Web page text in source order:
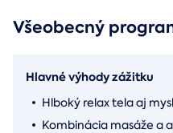
Všeobecný
Hlavné výhody zážitku
Hlboký relax tela aj
Kombinácia masáže a